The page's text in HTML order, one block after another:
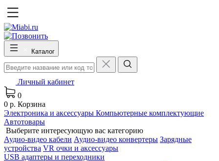
Каталог
Личный кабинет
0
0 р. Корзина
Электроника и аксессуары Компьютерные комплектующие
Автотовары
Выберите интересующую вас категорию
Аудио-видео кабели Аудио-видео конвертеры Зарядные
устройства VR очки и аксессуары
USB адаптеры и переходники